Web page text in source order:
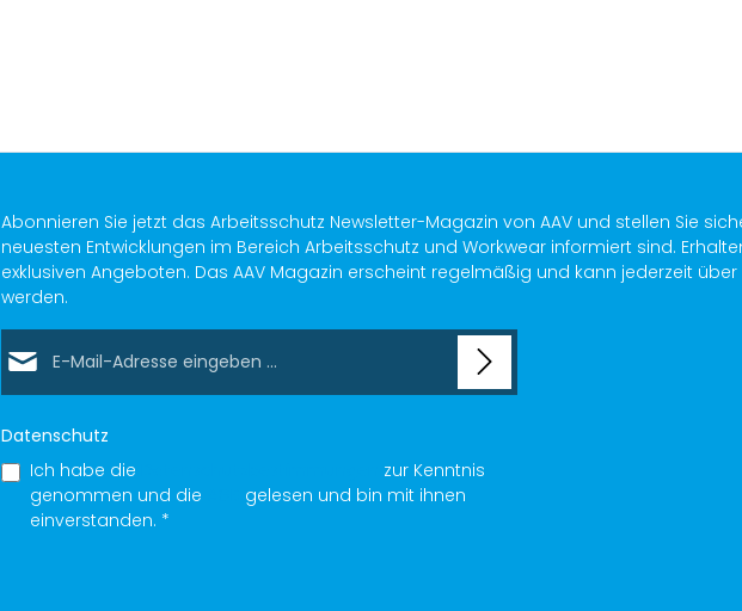
Abonnieren Sie jetzt das Arbeitsschutz Newsletter-Magazin von AAV und stellen Sie
neuesten Entwicklungen im Bereich Arbeitsschutz und Workwear informiert sind.
exklusiven Angeboten. Das AAV Magazin erscheint regelmäßig und kann jederzeit
werden.
Datenschutz
Ich habe die
zur Kenntnis
genommen und die
gelesen und bin mit ihnen
einverstanden. *